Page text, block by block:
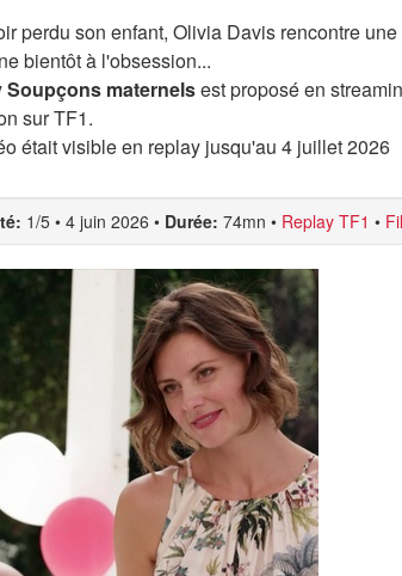
perdu son enfant, Olivia Davis rencontre
bientôt à l'obsession...
Soupçons maternelsest proposé en
sur TF1.
était visible en replay jusqu'au 4 juillet 2026
1/5 • 4 juin 2026 • Durée: 74mn • Replay TF1 •